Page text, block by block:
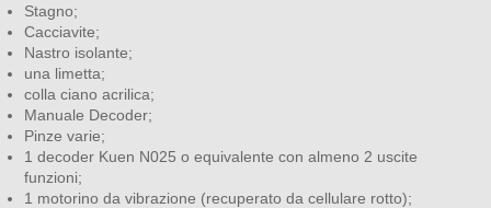
Stagno;
Cacciavite;
Nastro isolante;
una limetta;
colla ciano acrilica;
Manuale Decoder;
Pinze varie;
1 decoder Kuen N025 o equivalente con almeno 2 uscite
funzioni;
1 motorino da vibrazione (recuperato da cellulare rotto);